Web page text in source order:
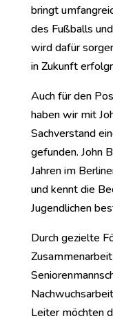
bringt
des Fußballs
wird dafür
in Zukunft
Auch für den
haben wir mit
Sachverstand
gefunden. John
Jahren im
und kennt die
Jugendlichen
Durch gezielte
Leiter möchten